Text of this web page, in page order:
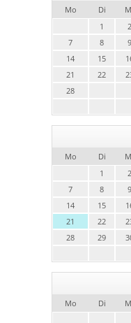
Mo Di
1
2
7
8 9
14
15
21
22
28
Mo Di
1
2
7
8 9
14
15
21
22
28
29
Mo Di